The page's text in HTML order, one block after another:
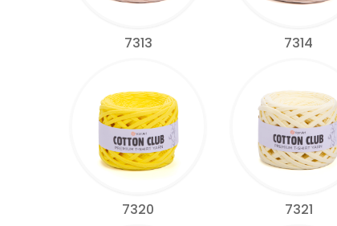
7313 7314
7320 7321